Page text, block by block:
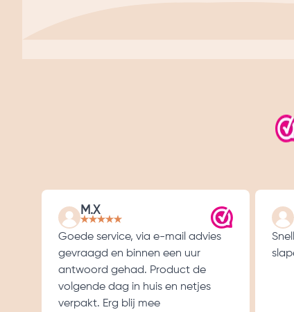
M.X
Goede service, via e-mail advies
gevraagd en binnen een uur
antwoord gehad. Product de
volgende dag in huis en netjes
verpakt. Erg blij mee